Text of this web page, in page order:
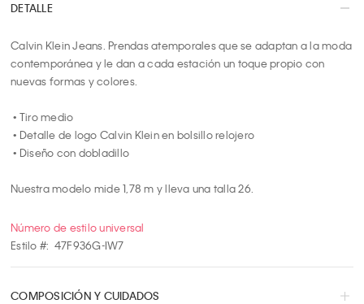
5
7
10
DETALLE
Calvin Klein Jeans. Prendas atemporales que se adaptan a la moda
contemporánea y le dan a cada estación un toque propio con
nuevas formas y colores.
• Tiro medio
• Detalle de logo Calvin Klein en bolsillo relojero
• Diseño con dobladillo
Nuestra modelo mide 1,78 m y lleva una talla 26.
Número de estilo universal
Estilo #: 47F936G-IW7
COMPOSICIÓN Y CUIDADOS